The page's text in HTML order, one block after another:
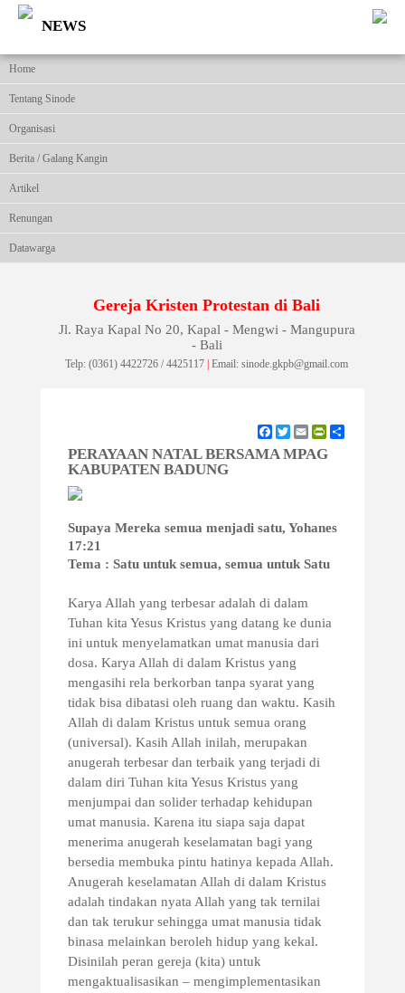
NEWS
Home
Tentang Sinode
Organisasi
Berita / Galang Kangin
Artikel
Renungan
Datawarga
Gereja Kristen Protestan di Bali
Jl. Raya Kapal No 20, Kapal - Mengwi - Mangupura
- Bali
Telp: (0361) 4422726 / 4425117 |Email: sinode.gkpb@gmail.com
Facebook
TwitterEmailPrintFriendly
PERAYAAN NATAL BERSAMA MPAG
KABUPATEN BADUNG
Supaya Mereka semua menjadi satu, Yohanes
17:21
Tema : Satu untuk semua, semua untuk Satu
Karya Allah yang terbesar adalah di dalam
Tuhan kita Yesus Kristus yang datang ke dunia
ini untuk menyelamatkan umat manusia dari
dosa. Karya Allah di dalam Kristus yang
mengasihi rela berkorban tanpa syarat yang
tidak bisa dibatasi oleh ruang dan waktu. Kasih
Allah di dalam Kristus untuk semua orang
(universal). Kasih Allah inilah, merupakan
anugerah terbesar dan terbaik yang terjadi di
dalam diri Tuhan kita Yesus Kristus yang
menjumpai dan solider terhadap kehidupan
umat manusia. Karena itu siapa saja dapat
menerima anugerah keselamatan bagi yang
bersedia membuka pintu hatinya kepada Allah.
Anugerah keselamatan Allah di dalam Kristus
adalah tindakan nyata Allah yang tak ternilai
dan tak terukur sehingga umat manusia tidak
binasa melainkan beroleh hidup yang kekal.
Disinilah peran gereja (kita) untuk
mengaktualisasikan – mengimplementasikan